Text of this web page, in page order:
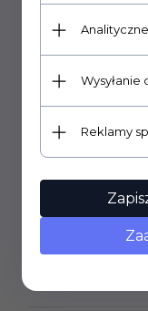
Dysza wtrysku
wężownicach
ROZMIAR:1,50
Reklamy